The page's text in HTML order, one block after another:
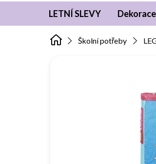
LETNÍ SLEVY Dekorace
Školní potřeby